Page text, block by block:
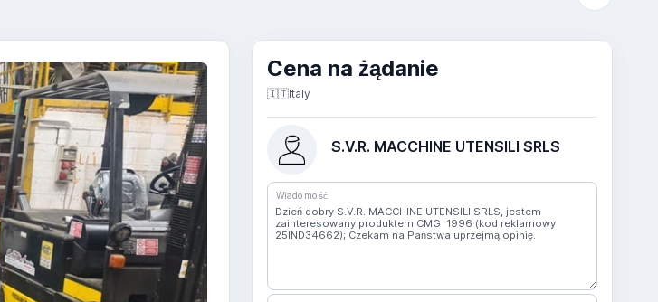
Cena na żądanie
🇮🇹Italy
S.V.R. MACCHINE UTENSILI SRLS
Wiadomość